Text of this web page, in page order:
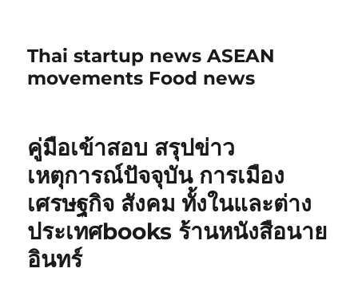
Thai startup news ASEAN
movements Food news
คู่มือเข้าสอบ สรุปข่าว
เหตุการณ์ปัจจุบัน การเมือง
เศรษฐกิจ สังคม ทั้งในและต่าง
ประเทศbooks ร้านหนังสือนาย
อินทร์